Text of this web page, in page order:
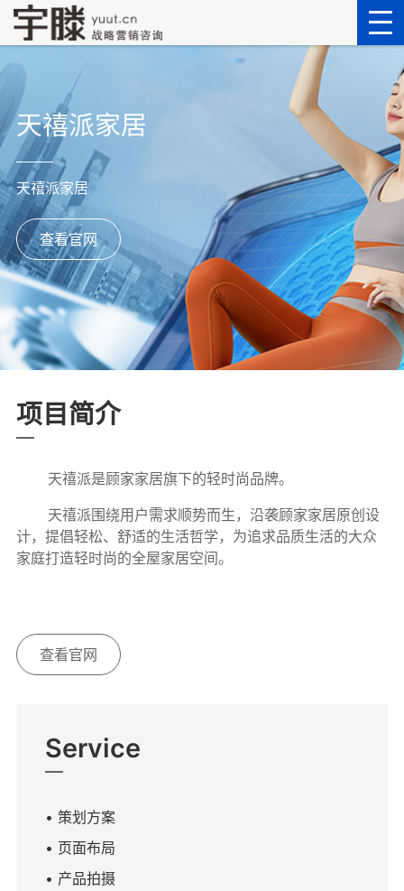
天禧派家居
天禧派家居
查看官网
项目简介
天禧派是顾家家居旗下的轻时尚品牌。
天禧派围绕用户需求顺势而生，沿袭顾家家居原创设
计，提倡轻松、舒适的生活哲学，为追求品质生活的大众
家庭打造轻时尚的全屋家居空间。
查看官网
Service
• 策划方案
• 页面布局
• 产品拍摄